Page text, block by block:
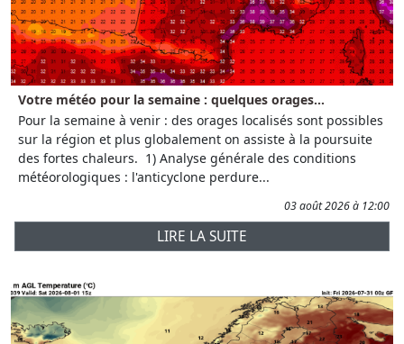
Votre météo pour la semaine : quelques orages...
Pour la semaine à venir : des orages localisés sont possibles
sur la région et plus globalement on assiste à la poursuite
des fortes chaleurs. 1) Analyse générale des conditions
météorologiques : l'anticyclone perdure...
03 août 2026 à 12:00
LIRE LA SUITE